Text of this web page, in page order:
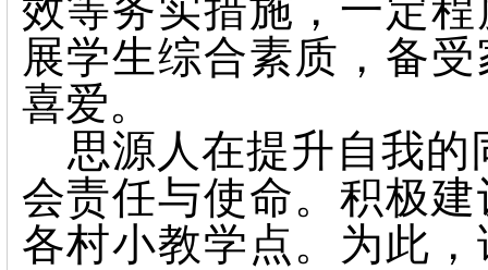
展学生综合素质，备
喜爱。
思源人在提升自我
会责任与使命。积极
各村小教学点。为此